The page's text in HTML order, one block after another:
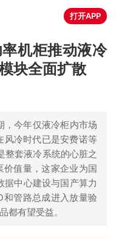
打开APP
率机柜推动液冷
块全面扩散
今年仅液冷柜内市场
风冷时代已是安费诺等
套液冷系统的心脏之
值量，这家企业为国
中心建设与国产算力
管路总成进入放量验
都有望受益。